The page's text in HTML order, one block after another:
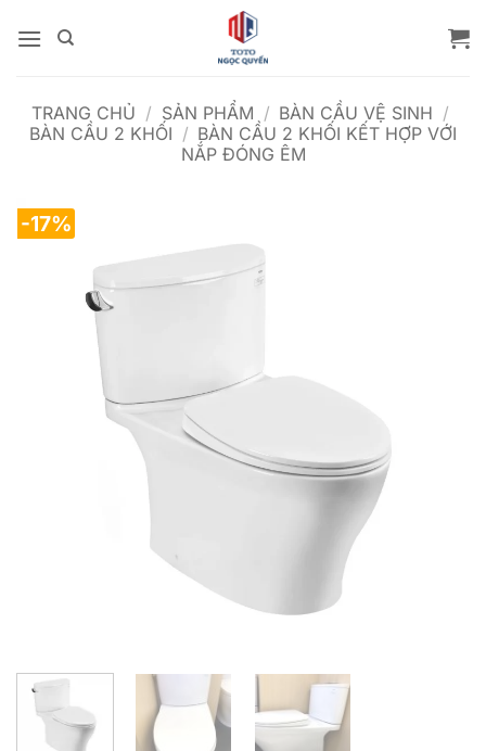
qua
TRANG CHỦ / SẢN PHẨM / BÀN CẦU VỆ SINH /
BÀN CẦU 2 KHỐI / BÀN CẦU 2 KHỐI KẾT HỢP VỚI
NẮP ĐÓNG ÊM
-17%